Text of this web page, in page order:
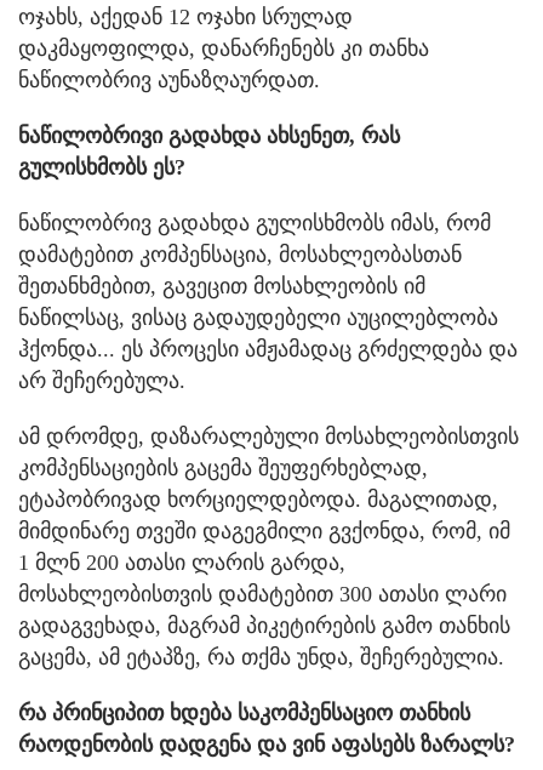
ოჯახს, აქედან 12 ოჯახი სრულად
დაკმაყოფილდა, დანარჩენებს კი თანხა
ნაწილობრივ აუნაზღაურდათ.
ნაწილობრივი გადახდა ახსენეთ, რას
გულისხმობს ეს?
ნაწილობრივ გადახდა გულისხმობს იმას, რომ
დამატებით კომპენსაცია, მოსახლეობასთან
შეთანხმებით, გავეცით მოსახლეობის იმ
ნაწილსაც, ვისაც გადაუდებელი აუცილებლობა
ჰქონდა... ეს პროცესი ამჟამადაც გრძელდება და
არ შეჩერებულა.
ამ დრომდე, დაზარალებული მოსახლეობისთვის
კომპენსაციების გაცემა შეუფერხებლად,
ეტაპობრივად ხორციელდებოდა. მაგალითად,
მიმდინარე თვეში დაგეგმილი გვქონდა, რომ, იმ
1 მლნ 200 ათასი ლარის გარდა,
მოსახლეობისთვის დამატებით 300 ათასი ლარი
გადაგვეხადა, მაგრამ პიკეტირების გამო თანხის
გაცემა, ამ ეტაპზე, რა თქმა უნდა, შეჩერებულია.
რა პრინციპით ხდება საკომპენსაციო თანხის
რაოდენობის დადგენა და ვინ აფასებს ზარალს?